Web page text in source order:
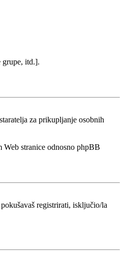
grupe, itd.].
za prikupljanje osobnih
stranice odnosno phpBB
registrirati, isključio/la